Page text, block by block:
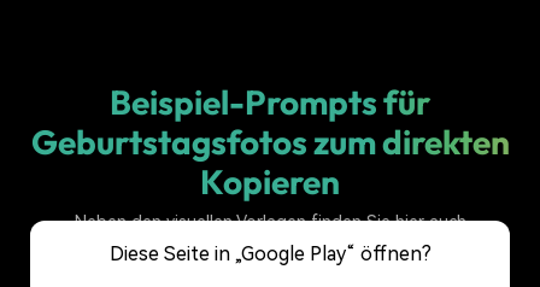
Beispiel-Prompts für
Geburtstagsfotos zum direkten
Kopieren
Neben den visuellen Vorlagen finden Sie hier auch
kopierfertige Beispiel-Prompts in Textform. So können
Diese Seite in „Google Play“ öffnen?